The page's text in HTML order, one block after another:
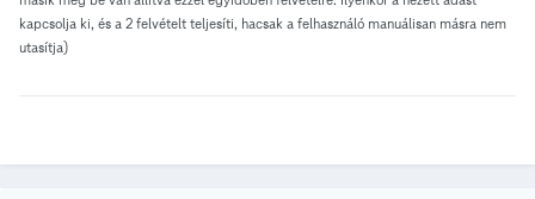
kapcsolja ki, és a 2 felvételt teljesíti, hacsak a felhasználó manuálisan másra nem
utasítja)